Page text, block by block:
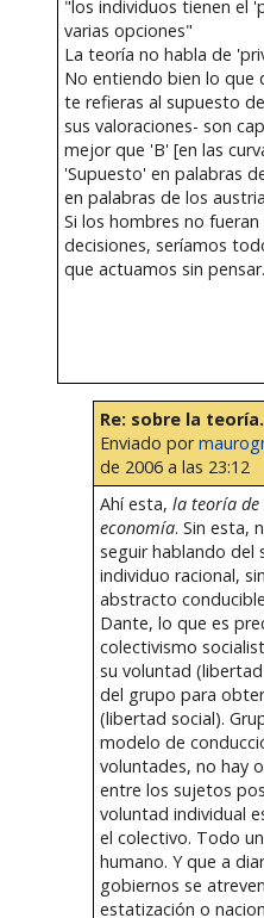
"los individuos tienen el
varias opciones"
La teoría no habla de
No entiendo bien lo que
te refieras al supuesto
sus valoraciones- son
mejor que 'B' [en las
'Supuesto' en palabras
en palabras de los
Si los hombres no
decisiones, seríamos
que actuamos sin pensar.
Re: sobre la
Enviado por
de 2006 a las 23:12
Ahí esta, la teoría de
economía. Sin esta,
seguir hablando del
individuo racional,
abstracto
Dante, lo que es
colectivismo
su voluntad
del grupo para
(libertad social).
modelo de
voluntades, no hay
entre los sujetos
voluntad individual
el colectivo. Todo
humano. Y que a
gobiernos se
estatización o